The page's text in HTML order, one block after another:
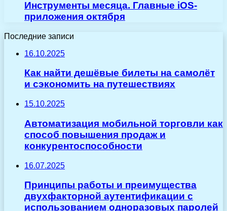
Инструменты месяца. Главные iOS-
приложения октября
Последние записи
16.10.2025
Как найти дешёвые билеты на самолёт
и сэкономить на путешествиях
15.10.2025
Автоматизация мобильной торговли как
способ повышения продаж и
конкурентоспособности
16.07.2025
Принципы работы и преимущества
двухфакторной аутентификации с
использованием одноразовых паролей